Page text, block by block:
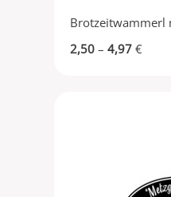
Brotzeitwammerl
2,50 – 4,97 €